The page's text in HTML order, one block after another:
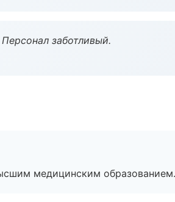
заботливый.
медицинским образованием.